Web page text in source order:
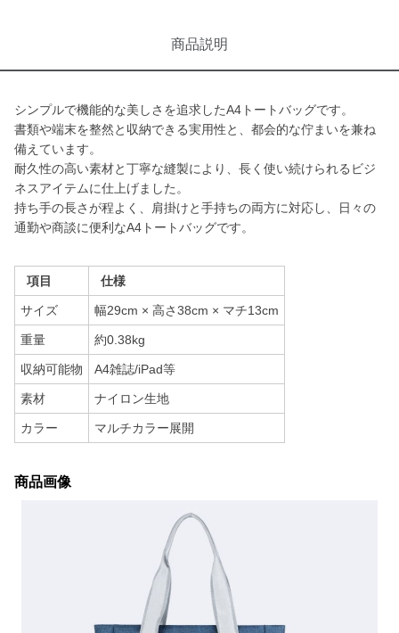
商品説明
シンプルで機能的な美しさを追求したA4トートバッグです。
書類や端末を整然と収納できる実用性と、都会的な佇まいを兼ね
備えています。
耐久性の高い素材と丁寧な縫製により、長く使い続けられるビジ
ネスアイテムに仕上げました。
持ち手の長さが程よく、肩掛けと手持ちの両方に対応し、日々の
通勤や商談に便利なA4トートバッグです。
項目 仕様
サイズ 幅29cm × 高さ38cm × マチ13cm
重量 約0.38kg
収納可能物 A4雑誌/iPad等
素材 ナイロン生地
カラー マルチカラー展開
商品画像